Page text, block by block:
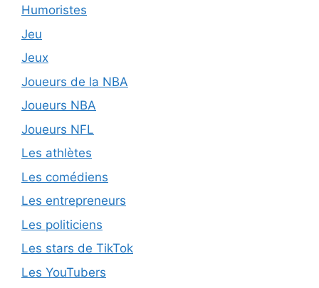
Humoristes
Jeu
Jeux
Joueurs de la NBA
Joueurs NBA
Joueurs NFL
Les athlètes
Les comédiens
Les entrepreneurs
Les politiciens
Les stars de TikTok
Les YouTubers